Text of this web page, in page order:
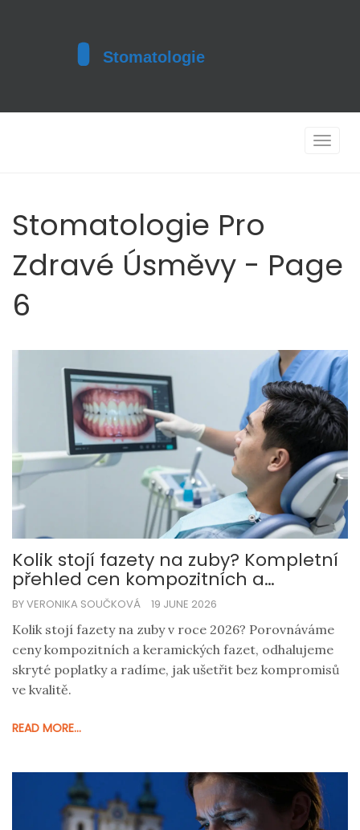
Toggle
Stomatologie Pro
Zdravé Úsměvy - Page
6
Kolik stojí fazety na zuby? Kompletní
přehled cen kompozitních a
keramických vložek 2026
BY VERONIKA SOUČKOVÁ 19 JUNE 2026
Kolik stojí fazety na zuby v roce 2026? Porovnáváme
ceny kompozitních a keramických fazet, odhalujeme
skryté poplatky a radíme, jak ušetřit bez kompromisů
ve kvalitě.
READ MORE...